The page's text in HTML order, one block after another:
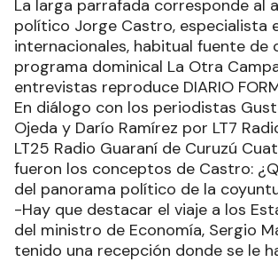
La larga parrafada corresponde al
político Jorge Castro, especialista
internacionales, habitual fuente de
programa dominical La Otra
entrevistas reproduce DIARIO
En diálogo con los periodistas
Ojeda y Darío Ramírez por LT7
LT25 Radio Guaraní de Curuzú
fueron los conceptos de Castro:
del panorama político de la
-Hay que destacar el viaje a los
del ministro de Economía, Sergio
tenido una recepción donde se le